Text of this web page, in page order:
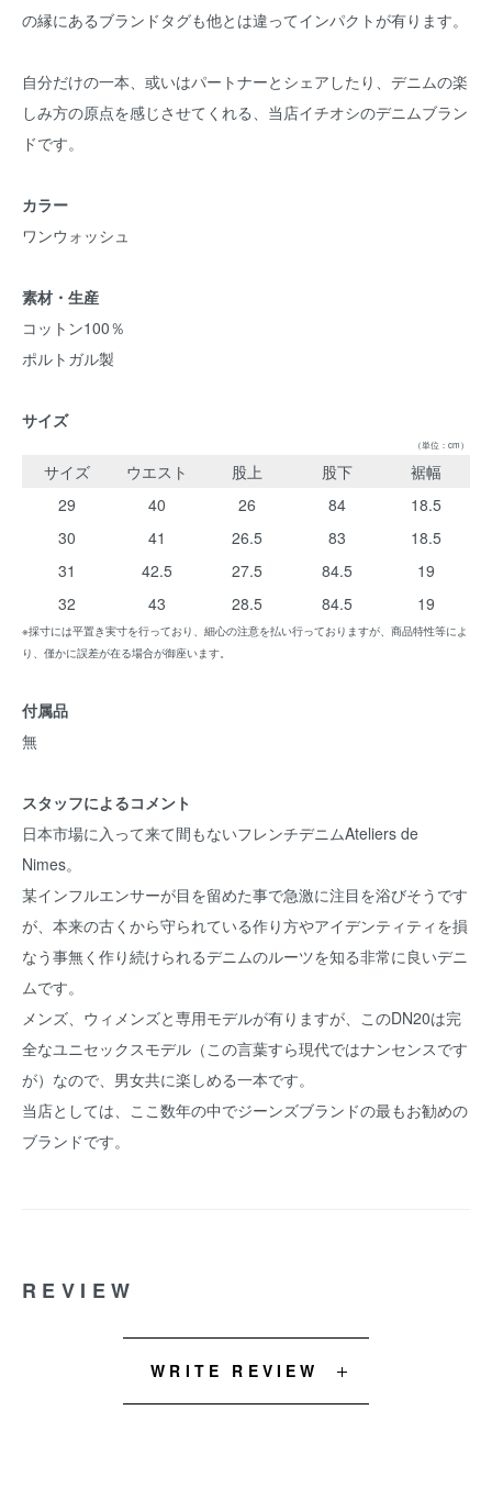
の縁にあるブランドタグも他とは違ってインパクトが有ります。
自分だけの一本、或いはパートナーとシェアしたり、デニムの楽
しみ方の原点を感じさせてくれる、当店イチオシのデニムブラン
ドです。
カラー
ワンウォッシュ
素材・生産
コットン100％
ポルトガル製
サイズ
（単位：cm）
サイズ ウエスト 股上 股下
裾幅
29
40 26 84
18.5
30
41 26.5 83
18.5
31
42.5 27.5 84.5
19
32
43 28.5 84.5 19
※採寸には平置き実寸を行っており、細心の注意を払い行っておりますが、商品特性等によ
り、僅かに誤差が在る場合が御座います。
付属品
無
スタッフによるコメント
日本市場に入って来て間もないフレンチデニムAteliers de
Nimes。
某インフルエンサーが目を留めた事で急激に注目を浴びそうです
が、本来の古くから守られている作り方やアイデンティティを損
なう事無く作り続けられるデニムのルーツを知る非常に良いデニ
ムです。
メンズ、ウィメンズと専用モデルが有りますが、このDN20は完
全なユニセックスモデル（この言葉すら現代ではナンセンスです
が）なので、男女共に楽しめる一本です。
当店としては、ここ数年の中でジーンズブランドの最もお勧めの
ブランドです。
REVIEW
WRITE REVIEW